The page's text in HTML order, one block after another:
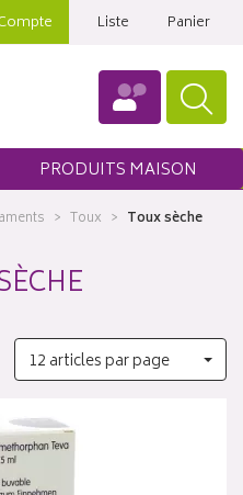
Liste Panier
PRODUITS MAISON
Toux Toux sèche
12 articles par page